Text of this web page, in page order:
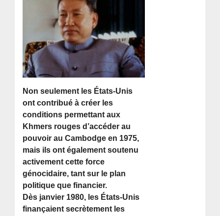
Non seulement les États-Unis
ont contribué à créer les
conditions permettant aux
Khmers rouges d’accéder au
pouvoir au Cambodge en 1975,
mais ils ont également soutenu
activement cette force
génocidaire, tant sur le plan
politique que financier.
Dès janvier 1980, les États-Unis
finançaient secrètement les